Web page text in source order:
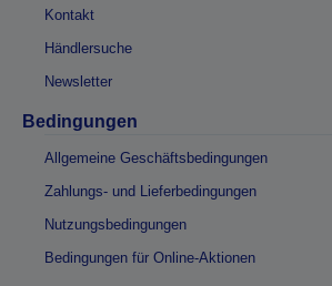
Kontakt
Händlersuche
Newsletter
Bedingungen
Allgemeine Geschäftsbedingungen
Zahlungs- und Lieferbedingungen
Nutzungsbedingungen
Bedingungen für Online-Aktionen